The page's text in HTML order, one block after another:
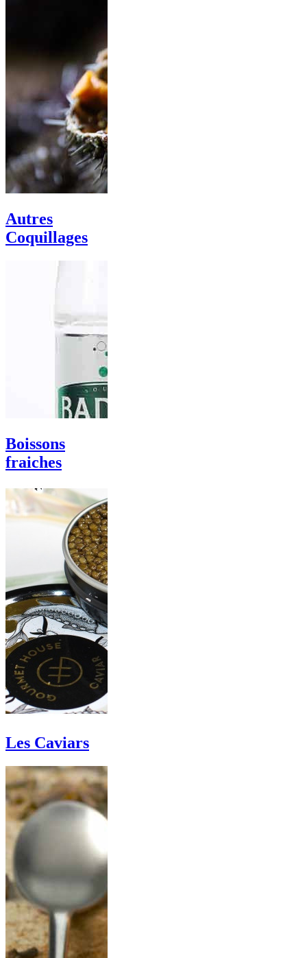
Autres
Coquillages
Boissons
fraiches
Les Caviars